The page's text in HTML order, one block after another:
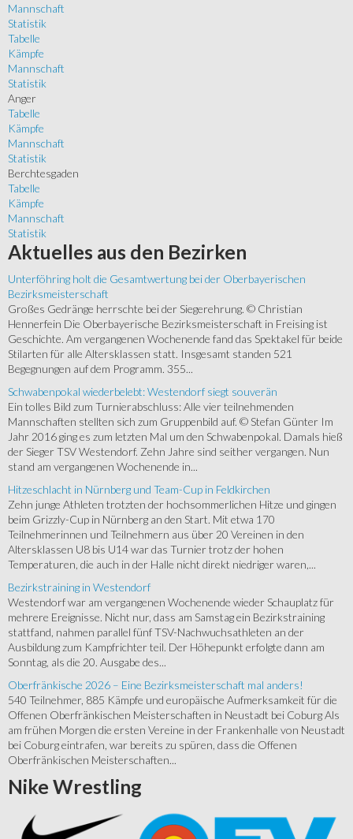
Mannschaft
Statistik
Tabelle
Kämpfe
Mannschaft
Statistik
Anger
Tabelle
Kämpfe
Mannschaft
Statistik
Berchtesgaden
Tabelle
Kämpfe
Mannschaft
Statistik
Aktuelles aus den Bezirken
Unterföhring holt die Gesamtwertung bei der Oberbayerischen
Bezirksmeisterschaft
Großes Gedränge herrschte bei der Siegerehrung. © Christian
Hennerfein Die Oberbayerische Bezirksmeisterschaft in Freising ist
Geschichte. Am vergangenen Wochenende fand das Spektakel für beide
Stilarten für alle Altersklassen statt. Insgesamt standen 521
Begegnungen auf dem Programm. 355...
Schwabenpokal wiederbelebt: Westendorf siegt souverän
Ein tolles Bild zum Turnierabschluss: Alle vier teilnehmenden
Mannschaften stellten sich zum Gruppenbild auf. © Stefan Günter Im
Jahr 2016 ging es zum letzten Mal um den Schwabenpokal. Damals hieß
der Sieger TSV Westendorf. Zehn Jahre sind seither vergangen. Nun
stand am vergangenen Wochenende in...
Hitzeschlacht in Nürnberg und Team-Cup in Feldkirchen
Zehn junge Athleten trotzten der hochsommerlichen Hitze und gingen
beim Grizzly-Cup in Nürnberg an den Start. Mit etwa 170
Teilnehmerinnen und Teilnehmern aus über 20 Vereinen in den
Altersklassen U8 bis U14 war das Turnier trotz der hohen
Temperaturen, die auch in der Halle nicht direkt niedriger waren,...
Bezirkstraining in Westendorf
Westendorf war am vergangenen Wochenende wieder Schauplatz für
mehrere Ereignisse. Nicht nur, dass am Samstag ein Bezirkstraining
stattfand, nahmen parallel fünf TSV-Nachwuchsathleten an der
Ausbildung zum Kampfrichter teil. Der Höhepunkt erfolgte dann am
Sonntag, als die 20. Ausgabe des...
Oberfränkische 2026 – Eine Bezirksmeisterschaft mal anders!
540 Teilnehmer, 885 Kämpfe und europäische Aufmerksamkeit für die
Offenen Oberfränkischen Meisterschaften in Neustadt bei Coburg Als
am frühen Morgen die ersten Vereine in der Frankenhalle von Neustadt
bei Coburg eintrafen, war bereits zu spüren, dass die Offenen
Oberfränkischen Meisterschaften...
Nike Wrestling